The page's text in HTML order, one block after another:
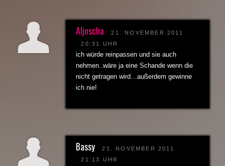
Aljoscha
21. NOVEMBER 2011
20:31 UHR
ich würde reinpassen und sie auch
nehmen..wäre ja eine Schande wenn die
nicht getragen wird…außerdem gewinne
ich nie!
Bassy
21. NOVEMBER 2011
21:13 UHR